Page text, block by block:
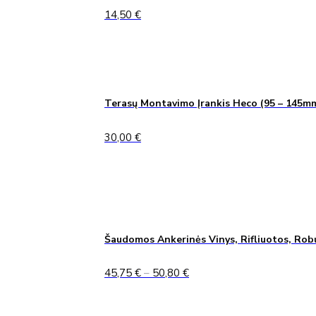
14,50 €
Terasų Montavimo Įrankis Heco (95 –
30,00 €
Šaudomos Ankerinės Vinys, Rifliuotos,
45,75 € – 50,80 €Price